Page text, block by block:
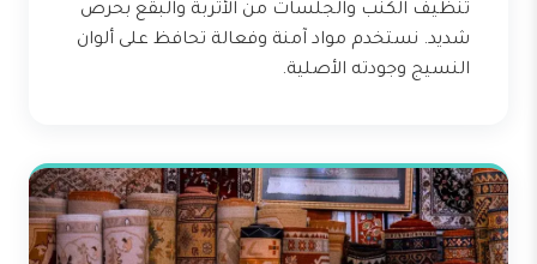
تنظيف الكنب والجلسات من الأتربة والبقع بحرص
شديد. نستخدم مواد آمنة وفعالة تحافظ على ألوان
النسيج وجودته الأصلية.